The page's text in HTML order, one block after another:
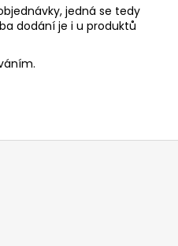
jedná se tedy
dodání je i u produktů